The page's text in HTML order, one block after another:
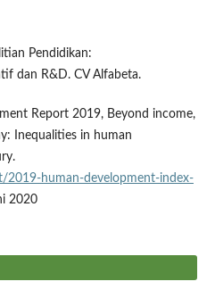
Pendidikan:
dan R&D. CV Alfabeta.
Report 2019, Beyond income,
Inequalities in human
human-development-index-
2020